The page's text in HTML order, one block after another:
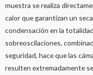
muestra se realiza
calor que garantizan un
condensación en la
sobreoscilaciones,
seguridad, hace que las
resulten extremadamente